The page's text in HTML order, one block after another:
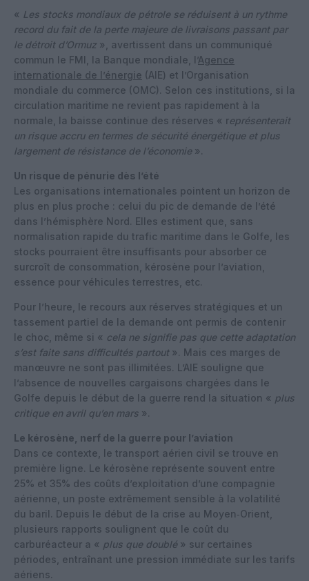
« Les stocks mondiaux de pétrole se réduisent à un rythme
record du fait de la perte majeure de livraisons passant par
le détroit d’Ormuz », avertissent dans un communiqué
commun le FMI, la Banque mondiale, l’Agence
internationale de l’énergie (AIE) et l’Organisation
mondiale du commerce (OMC). Selon ces institutions, si la
circulation maritime ne revient pas rapidement à la
normale, la baisse continue des réserves « représenterait
un risque accru en termes de sécurité énergétique et plus
largement de résistance de l’économie ».
Un risque de pénurie dès l’été
Les organisations internationales pointent un horizon de
plus en plus proche : celui du pic de demande de l’été
dans l’hémisphère Nord. Elles estiment que, sans
normalisation rapide du trafic maritime dans le Golfe, les
stocks pourraient être insuffisants pour absorber ce
surcroît de consommation, kérosène pour l’aviation,
essence pour véhicules terrestres, etc.
Pour l’heure, le recours aux réserves stratégiques et un
tassement partiel de la demande ont permis de contenir
le choc, même si « cela ne signifie pas que cette adaptation
s’est faite sans difficultés partout ». Mais ces marges de
manœuvre ne sont pas illimitées. L’AIE souligne que
l’absence de nouvelles cargaisons chargées dans le
Golfe depuis le début de la guerre rend la situation « plus
critique en avril qu’en mars ».
Le kérosène, nerf de la guerre pour l’aviation
Dans ce contexte, le transport aérien civil se trouve en
première ligne. Le kérosène représente souvent entre
25% et 35% des coûts d’exploitation d’une compagnie
aérienne, un poste extrêmement sensible à la volatilité
du baril. Depuis le début de la crise au Moyen‑Orient,
plusieurs rapports soulignent que le coût du
carburéacteur a « plus que doublé » sur certaines
périodes, entraînant une pression immédiate sur les tarifs
aériens.